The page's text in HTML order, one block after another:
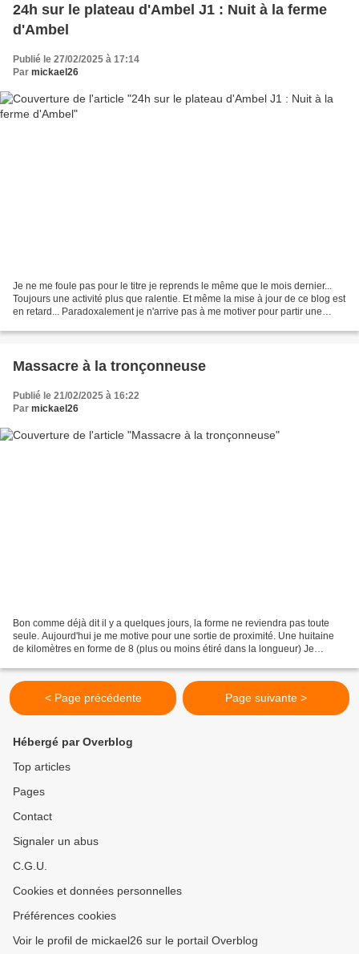
24h sur le plateau d'Ambel J1 : Nuit à la ferme
d'Ambel
Publié le 27/02/2025 à 17:14
Par mickael26
Je ne me foule pas pour le titre je reprends le même que le mois dernier...
Toujours une activité plus que ralentie. Et même la mise à jour de ce blog est
en retard... Paradoxalement je n'arrive pas à me motiver pour partir une
Massacre à la tronçonneuse
Publié le 21/02/2025 à 16:22
Par mickael26
Bon comme déjà dit il y a quelques jours, la forme ne reviendra pas toute
seule. Aujourd'hui je me motive pour une sortie de proximité. Une huitaine
de kilomètres en forme de 8 (plus ou moins étiré dans la longueur) Je
< Page précédente Page suivante >
Hébergé par Overblog
Top articles
Pages
Contact
Signaler un abus
C.G.U.
Cookies et données personnelles
Préférences cookies
Voir le profil de mickael26 sur le portail Overblog